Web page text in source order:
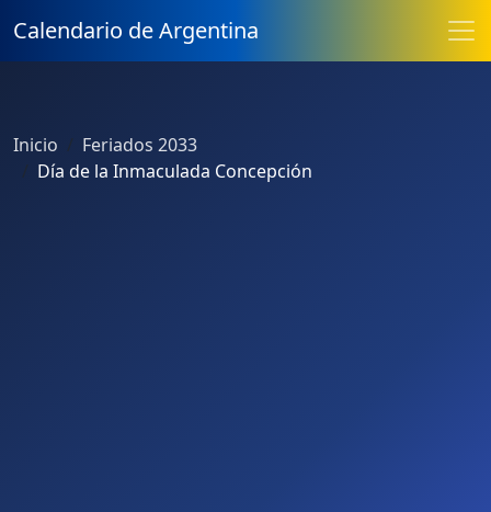
Calendario de Argentina
Inicio
Feriados 2033
Día de la Inmaculada Concepción